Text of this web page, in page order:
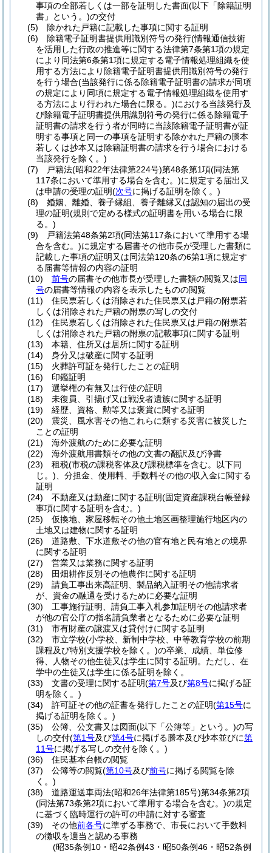
事項の全部若しくは一部を証明した書面(以下「除籍証明
書」という。)の交付
(5)
除かれた戸籍に記載した事項に関する証明
(6)
除籍電子証明書提供用識別符号の発行(情報通信技術
を活用した行政の推進等に関する法律第7条第1項の規定
により同法第6条第1項に規定する電子情報処理組織を使
用する方法により除籍電子証明書提供用識別符号の発行
を行う場合(当該発行に係る除籍電子証明書の請求が同項
の規定により同項に規定する電子情報処理組織を使用す
る方法により行われた場合に限る。)における当該発行及
び除籍電子証明書提供用識別符号の発行に係る除籍電子
証明書の請求を行う者が同時に当該除籍電子証明書が証
明する事項と同一の事項を証明する除かれた戸籍の謄本
若しくは抄本又は除籍証明書の請求を行う場合における
当該発行を除く。)
(7)
戸籍法(昭和22年法律第224号)第48条第1項(同法第
117条において準用する場合を含む。)に規定する届出又
は申請の受理の証明(次号に掲げる証明を除く。)
(8)
婚姻、離婚、養子縁組、養子離縁又は認知の届出の受
理の証明(規則で定める様式の証明書を用いる場合に限
る。)
(9)
戸籍法第48条第2項(同法第117条において準用する場
合を含む。)に規定する届書その他市長が受理した書類に
記載した事項の証明又は同法第120条の6第1項に規定す
る届書等情報の内容の証明
(10)
前号の届書その他市長が受理した書類の閲覧又は同
号の届書等情報の内容を表示したものの閲覧
(11)
住民票若しくは消除された住民票又は戸籍の附票若
しくは消除された戸籍の附票の写しの交付
(12)
住民票若しくは消除された住民票又は戸籍の附票若
しくは消除された戸籍の附票の記載事項に関する証明
(13)
本籍、住所又は居所に関する証明
(14)
身分又は破産に関する証明
(15)
火葬許可証を発行したことの証明
(16)
印鑑証明
(17)
選挙権の有無又は行使の証明
(18)
未復員、引揚げ又は戦没者遺族に関する証明
(19)
経歴、資格、勲等又は褒賞に関する証明
(20)
震災、風水害その他これらに類する災害に被災した
ことの証明
(21)
海外渡航のために必要な証明
(22)
海外渡航用書類その他の文書の翻訳及び浄書
(23)
租税(市税の課税客体及び課税標準を含む。以下同
じ。) 、分担金、使用料、手数料その他の収入金に関する
証明
(24)
不動産又は動産に関する証明(固定資産課税台帳登録
事項に関する証明を含む。)
(25)
仮換地、家屋移転その他土地区画整理施行地区内の
土地又は建物に関する証明
(26)
道路敷、下水道敷その他の官有地と民有地との境界
に関する証明
(27)
営業又は業務に関する証明
(28)
田畑耕作反別その他農作に関する証明
(29)
請負工事出来高証明、製品納入証明その他請求者
が、資金の融通を受けるために必要な証明
(30)
工事施行証明、請負工事入札参加証明その他請求者
が他の官公庁の指名請負業者となるために必要な証明
(31)
市有財産の譲渡又は貸付けに関する証明
(32)
市立学校(小学校、新制中学校、中等教育学校の前期
課程及び特別支援学校を除く。)の卒業、成績、単位修
得、人物その他生徒又は学生に関する証明。 ただし、在
学中の生徒又は学生に係る証明を除く。
(33)
文書の受理に関する証明(第7号及び第8号に掲げる証
明を除く。)
(34)
許可証その他の証書を発行したことの証明(第15号に
掲げる証明を除く。)
(35)
公簿、公文書又は図面(以下「公簿等」という。)の写
しの交付(第1号及び第4号に掲げる謄本及び抄本並びに第
11号に掲げる写しの交付を除く。)
(36)
住民基本台帳の閲覧
(37)
公簿等の閲覧(第10号及び前号に掲げる閲覧を除
く。)
(38)
道路運送車両法(昭和26年法律第185号)第34条第2項
(同法第73条第2項において準用する場合を含む。)の規定
に基づく臨時運行の許可の申請に対する審査
(39)
その他前各号に準ずる事務で、市長において手数料
の徴収を適当と認める事務
(昭35条例10・昭42条例43・昭50条例46・昭52条例